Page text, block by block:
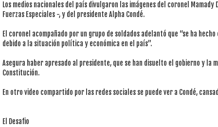
Los medios nacionales del país divulgaron las imágenes del coronel
Fuerzas Especiales -, y del presidente Alpha Condé.
El coronel acompañado por un grupo de soldados adelantó que “se ha
debido a la situación política y económica en el país”.
Asegura haber apresado al presidente, que se han disuelto el gobierno y la
Constitución.
En otro video compartido por las redes sociales se puede ver a Condé,
El Desafio